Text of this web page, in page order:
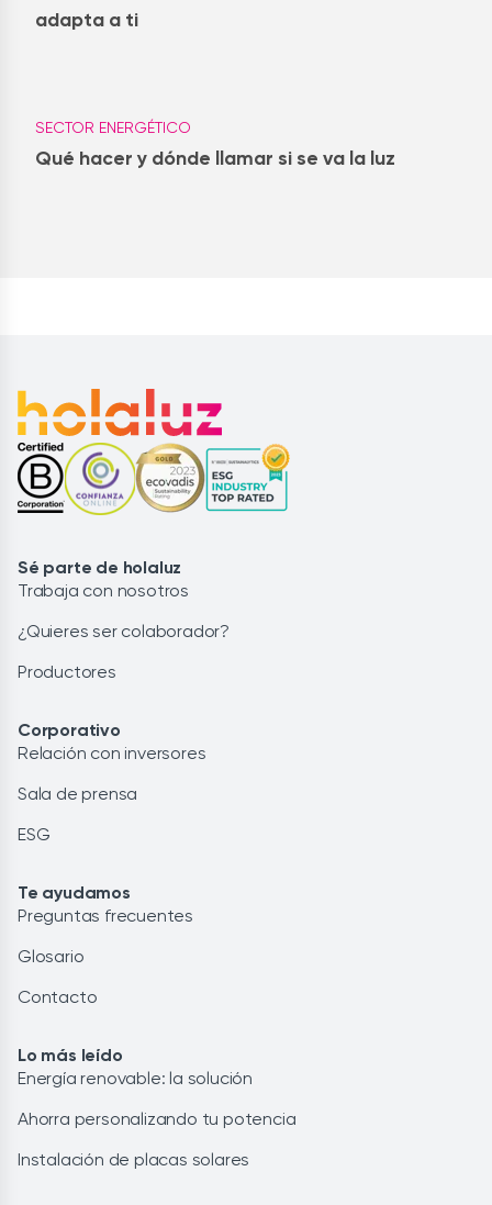
adapta a ti
SECTOR ENERGÉTICO
Qué hacer y dónde llamar si se va la luz
Sé parte de holaluz
Trabaja con nosotros
¿Quieres ser colaborador?
Productores
Corporativo
Relación con inversores
Sala de prensa
ESG
Te ayudamos
Preguntas frecuentes
Glosario
Contacto
Lo más leído
Energía renovable: la solución
Ahorra personalizando tu potencia
Instalación de placas solares